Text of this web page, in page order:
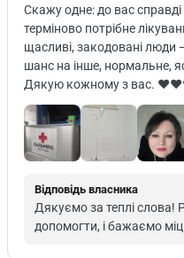
Скажу одне: до вас
терміново потрібне
щасливі, закодовані люди
шанс на інше, нормальне,
Дякую кожному з вас.
Відповідь власника
Дякуємо за теплі слова!
допомогти, і бажаємо